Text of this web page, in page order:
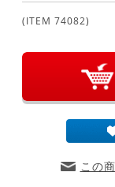
(ITEM 74082)
この